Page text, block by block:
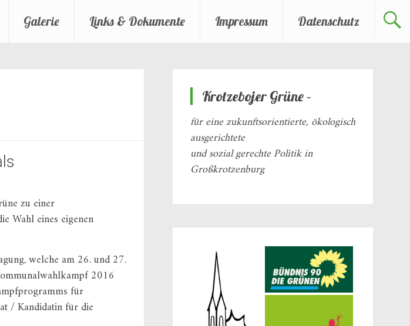
Galerie Links & Dokumente Impressum Datenschutz
zu einer
Wahl eines eigenen
welche am 26. und 27.
2016
für
/ Kandidatin für die
Krotzebojer Grüne –
für eine zukunftsorientierte, ökologisch
ausgerichtete
und sozial gerechte Politik in
Großkrotzenburg